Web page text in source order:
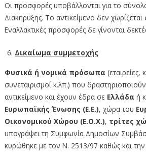
Οι προσφορές υποβάλλονται για το
Διακήρυξης. Το αντικείμενο δεν χωρίζεται
Εναλλακτικές προσφορές δε γίνονται
Δικαίωμα συμμετοχής
Φυσικά ή νομικά πρόσωπα (εταιρείες,
συνεταιρισμοί κ.λπ.) που
αντικείμενο και έχουν έδρα σε Ελλάδα ή
Ευρωπαϊκής Ένωσης (Ε.Ε.), χώρα του
Οικονομικού Χώρου (Ε.Ο.Χ.), τρίτες
υπογράψει τη Συμφωνία Δημοσίων
κυρώθηκε με τον Ν. 2513/97 καθώς και την